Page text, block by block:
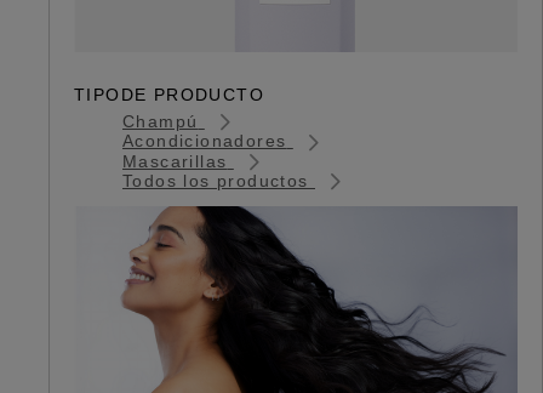
TIPODE PRODUCTO
Champú
Acondicionadores
Mascarillas
Todos los productos